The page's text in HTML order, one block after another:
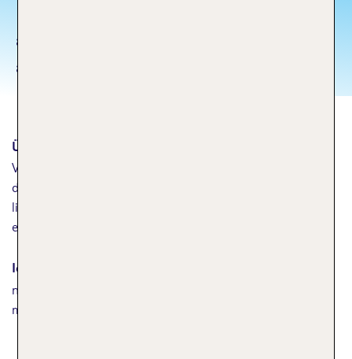
allies. Fully loaded we got snacks
and supplies.
Über mich
Vater (ich geb mein Bestes), Hofschreiberling (also wähle
deine Worte weise), Sportler (nicht praktizierend). Und ich
liebe es Lost Places in Städten auf der ganzen Welt zu
entdecken - nenn' mich den urbanen "Larry Croft".
Ich reise am liebsten…
nach Japan. Und nach Australien muss ich auch noch
mindestens ein Mal.